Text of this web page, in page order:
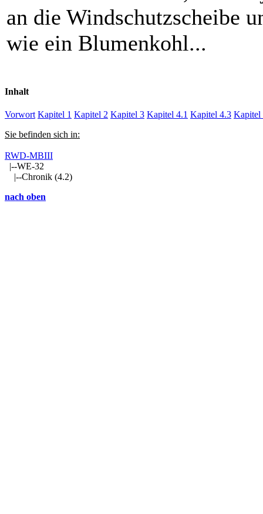
an die Windschutzscheibe
wie ein Blumenkohl...
Inhalt
Vorwort Kapitel 1 Kapitel 2 Kapitel 3 Kapitel 4.1 Kapitel 4.3 Kapitel
Sie befinden sich in:
RWD-MBIII
|--WE-32
|--Chronik (4.2)
nach oben